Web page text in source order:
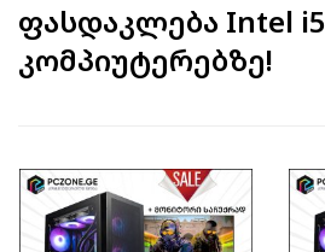
ფასდაკლება Intel i5
კომპიუტერებზე!